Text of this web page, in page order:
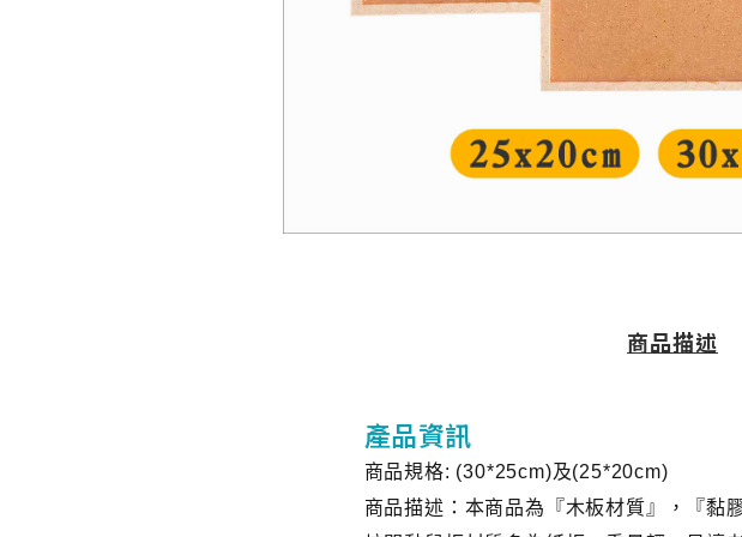
商品描述
產品資訊
商品規格: (30*25cm)及(25*20cm)
商品描述：本商品為『木板材質』，『黏